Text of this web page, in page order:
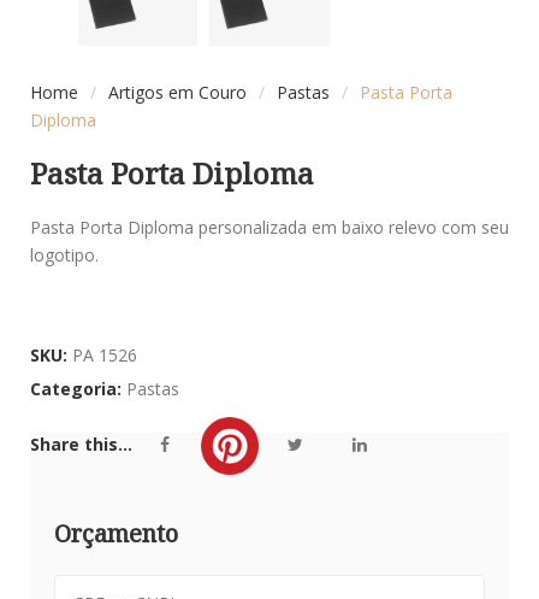
Home / Artigos em Couro / Pastas /
Pasta Porta
Diploma
Pasta Porta Diploma
Pasta Porta Diploma personalizada em baixo relevo com seu
logotipo.
SKU: PA 1526
Categoria: Pastas
Share this...
Orçamento